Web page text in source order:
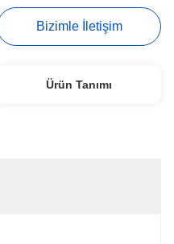
Bizimle İletişim
Ürün Tanımı